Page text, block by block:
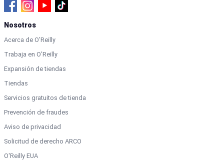
Nosotros
Acerca de O’Reilly
Trabaja en O’Reilly
Expansión de tiendas
Tiendas
Servicios gratuitos de tienda
Prevención de fraudes
Aviso de privacidad
Solicitud de derecho ARCO
O'Reilly EUA